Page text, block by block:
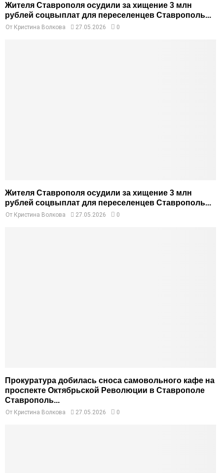
Жителя Ставрополя осудили за хищение 3 млн
рублей соцвыплат для переселенцев Ставрополь...
От Кристина Волкова 27.05.2026 0
Жителя Ставрополя осудили за хищение 3 млн
рублей соцвыплат для переселенцев Ставрополь...
От Кристина Волкова 27.05.2026 0
Прокуратура добилась сноса самовольного кафе на
проспекте Октябрьской Революции в Ставрополе
Ставрополь...
От Кристина Волкова 27.05.2026 0